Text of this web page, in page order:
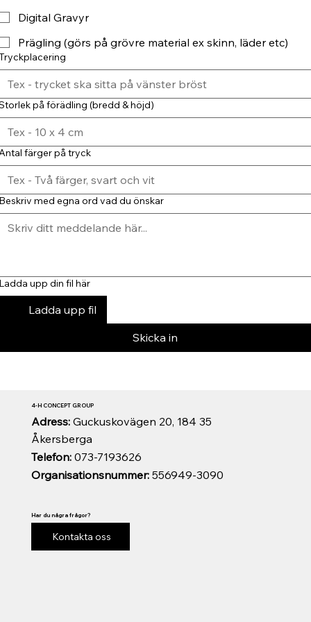
Digital Gravyr
Prägling (görs på grövre material ex skinn, läder etc)
på förädling (bredd & höjd)
färger på tryck
med egna ord vad du önskar
upp din fil här
Ladda upp fil
Skicka in
Organisationsnummer:556949-3090
Telefon:073-7193626
Adress: Guckuskovägen 20, 184 35
Åkersberga
4-H CONCEPT GROUP
Har du några frågor?
Kontakta oss